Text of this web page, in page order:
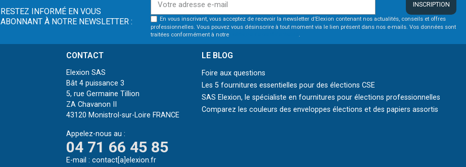
RESTEZ INFORMÉ EN VOUS
ABONNANT À NOTRE NEWSLETTER :
INSCRIPTION
En vous inscrivant, vous acceptez de recevoir la newsletter d’Elexion contenant nos actualités, conseils et offres
professionnelles. Vous pouvez vous désinscrire à tout moment via le lien présent dans nos e-mails. Vos données sont
traitées conformément à notre
.
CONTACT
Elexion SAS
Bât 4 puissance 3
5, rue Germaine Tillion
ZA Chavanon II
43120 Monistrol-sur-Loire FRANCE
Appelez-nous au :
04 71 66 45 85
E-mail : contact[a]elexion.fr
LE BLOG
Foire aux questions
Les 5 fournitures essentielles pour des élections CSE
SAS Elexion, le spécialiste en fournitures pour élections professionnelles
Comparez les couleurs des enveloppes élections et des papiers assortis